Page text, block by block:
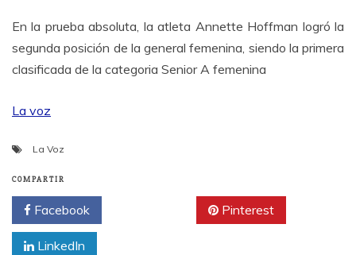
En la prueba absoluta, la atleta Annette Hoffman logró la
segunda posición de la general femenina, siendo la primera
clasificada de la categoria Senior A femenina
La voz
La Voz
COMPARTIR
Facebook Pinterest
LinkedIn